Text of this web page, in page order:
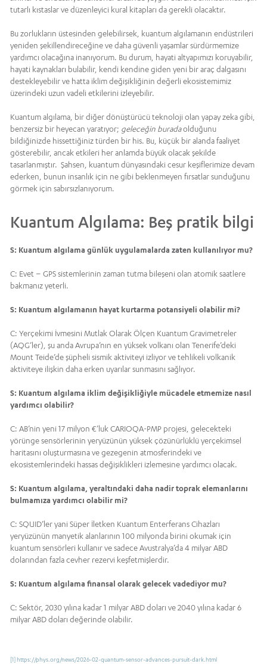
tutarlı kıstaslar ve düzenleyici kural kitapları da gerekli olacaktır.
Bu zorlukların üstesinden gelebilirsek, kuantum algılamanın endüstrileri
yeniden şekillendireceğine ve daha güvenli yaşamlar sürdürmemize
yardımcı olacağına inanıyorum. Bu durum, hayati altyapımızı koruyabilir,
hayati kaynakları bulabilir, kendi kendine giden yeni bir araç dalgasını
destekleyebilir ve hatta iklim değişikliğinin değerli ekosistemimiz
üzerindeki uzun vadeli etkilerini izleyebilir.
Kuantum algılama, bir diğer dönüştürücü teknoloji olan yapay zeka gibi,
benzersiz bir heyecan yaratıyor; geleceğin buradaolduğunu
bildiğinizde hissettiğiniz türden bir his. Bu, küçük bir alanda faaliyet
gösterebilir, ancak etkileri her anlamda büyük olacak şekilde
tasarlanmıştır. Şahsen, kuantum dünyasındaki cesur keşiflerimize devam
ederken, bunun insanlık için ne gibi beklenmeyen fırsatlar sunduğunu
görmek için sabırsızlanıyorum.
Kuantum Algılama: Beş pratik bilgi
S: Kuantum algılama günlük uygulamalarda zaten kullanılıyor mu?
C: Evet – GPS sistemlerinin zaman tutma bileşeni olan atomik saatlere
bakmanız yeterli.
S: Kuantum algılamanın hayat kurtarma potansiyeli olabilir mi?
C: Yerçekimi İvmesini Mutlak Olarak Ölçen Kuantum Gravimetreler
(AQG’ler), şu anda Avrupa’nın en yüksek volkanı olan Tenerife’deki
Mount Teide’de şüpheli sismik aktiviteyi izliyor ve tehlikeli volkanik
aktiviteye ilişkin daha erken uyarılar sunmasını sağlıyor.
S: Kuantum algılama iklim değişikliğiyle mücadele etmemize nasıl
yardımcı olabilir?
C: AB’nin yeni 17 milyon €’luk CARIOQA-PMP projesi, gelecekteki
yörünge sensörlerinin yeryüzünün yüksek çözünürlüklü yerçekimsel
haritasını oluşturmasına ve gezegenin atmosferindeki ve
ekosistemlerindeki hassas değişiklikleri izlemesine yardımcı olacak.
S: Kuantum algılama, yeraltındaki daha nadir toprak elemanlarını
bulmamıza yardımcı olabilir mi?
C: SQUID’ler yani Süper İletken Kuantum Enterferans Cihazları
yeryüzünün manyetik alanlarının 100 milyonda birini okumak için
kuantum sensörleri kullanır ve sadece Avustralya’da 4 milyar ABD
dolarından fazla cevher rezervi keşfetmişlerdir.
S: Kuantum algılama finansal olarak gelecek vadediyor mu?
C: Sektör, 2030 yılına kadar 1 milyar ABD doları ve 2040 yılına kadar 6
milyar ABD doları değerinde olabilir.
[1] https://phys.org/news/2026-02-quantum-sensor-advances-pursuit-dark.html